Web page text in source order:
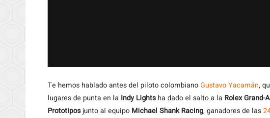
Te hemos hablado antes del piloto colombianoGustavo Yacamán,
lugares de punta en la Indy Lightsha dado el salto a la Rolex Grand-
Prototiposjunto al equipo Michael Shank Racing, ganadores de las